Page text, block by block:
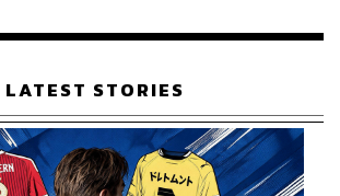
ว้
LATEST STORIES